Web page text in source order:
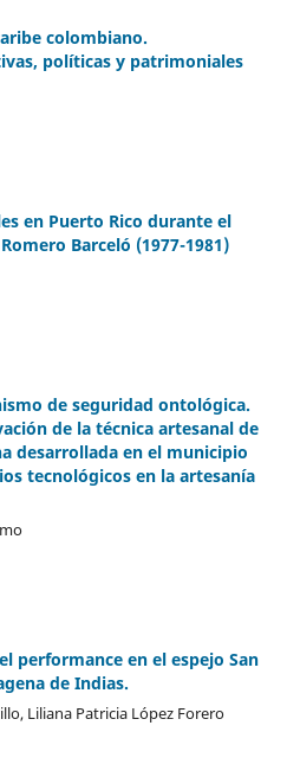
colombiano.
políticas y patrimoniales
en Puerto Rico durante el
Barceló (1977-1981)
de seguridad ontológica.
de la técnica artesanal de
desarrollada en el municipio
tecnológicos en la artesanía
performance en el espejo San
de Indias.
Liliana Patricia López Forero